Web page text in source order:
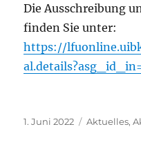
Die Ausschreibung
finden Sie unter:
https://
Veröffentlicht
1. Juni 2022 Kategorien
Aktuelles,